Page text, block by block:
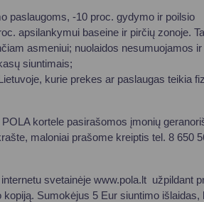
paslaugoms, -10 proc. gydymo ir poilsio
apsilankymui baseine ir pirčių zonoje.
asmeniui; nuolaidos nesumuojamos ir
siuntimais;
kurie prekes ar paslaugas teikia
kortele pasirašomos įmonių
maloniai prašome kreiptis tel. 8 650
svetainėje www.pola.lt užpildant
kopiją. Sumokėjus 5 Eur siuntimo išlaidas,